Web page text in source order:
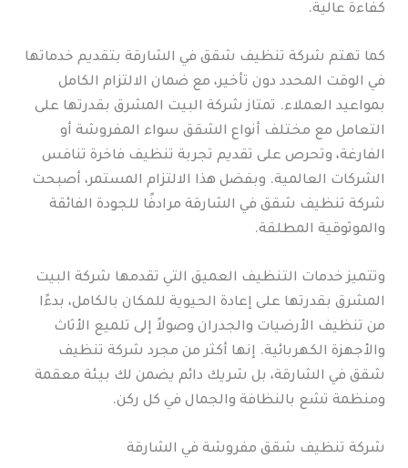
كفاءة عالية.
كما تهتم شركة تنظيف شقق في الشارقة بتقديم خدماتها
في الوقت المحدد دون تأخير، مع ضمان الالتزام الكامل
بمواعيد العملاء. تمتاز شركة البيت المشرق بقدرتها على
التعامل مع مختلف أنواع الشقق سواء المفروشة أو
الفارغة، وتحرص على تقديم تجربة تنظيف فاخرة تنافس
الشركات العالمية. وبفضل هذا الالتزام المستمر، أصبحت
شركة تنظيف شقق في الشارقة مرادفًا للجودة الفائقة
والموثوقية المطلقة.
وتتميز خدمات التنظيف العميق التي تقدمها شركة البيت
المشرق بقدرتها على إعادة الحيوية للمكان بالكامل، بدءًا
من تنظيف الأرضيات والجدران وصولاً إلى تلميع الأثاث
والأجهزة الكهربائية. إنها أكثر من مجرد شركة تنظيف
شقق في الشارقة، بل شريك دائم يضمن لك بيئة معقمة
ومنظمة تشع بالنظافة والجمال في كل ركن.
شركة تنظيف شقق مفروشة في الشارقة